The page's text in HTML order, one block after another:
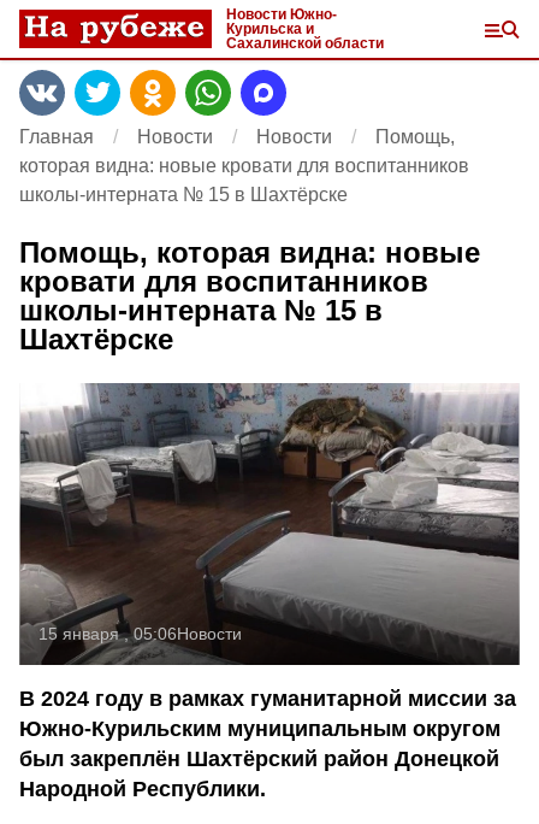
Новости Южно-
Курильска и
Сахалинской области
Главная Новости Новости
Помощь,
которая видна: новые кровати для воспитанников
школы-интерната № 15 в Шахтёрске
Помощь, которая видна: новые
кровати для воспитанников
школы-интерната № 15 в
Шахтёрске
15 января , 05:06Новости
В 2024 году в рамках гуманитарной миссии за
Южно-Курильским муниципальным округом
был закреплён Шахтёрский район Донецкой
Народной Республики.